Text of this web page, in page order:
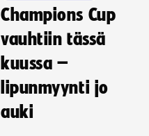
Champions Cup
vauhtiin tässä
kuussa –
lipunmyynti jo
auki